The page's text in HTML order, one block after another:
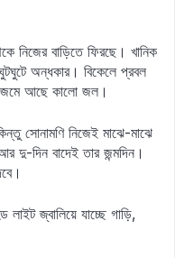
নিজের বাড়িতে ফিরছে। খানিক
অন্ধকার। বিকেলে প্রবল
জমে আছে কালো জল।
সোনামণি নিজেই মাঝে-মাঝে
দিন বাদেই তার জন্মদিন।
জ্বালিয়ে যাচ্ছে গাড়ি,